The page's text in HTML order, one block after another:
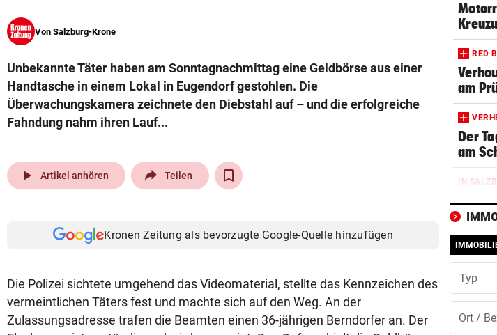
© Krone Multimedia GmbH & Co KG 2026
Von Salzburg-Krone
Unbekannte Täter haben am Sonntagnachmittag eine Geldbörse aus einer
Handtasche in einem Lokal in Eugendorf gestohlen. Die
Überwachungskamera zeichnete den Diebstahl auf – und die erfolgreiche
Fahndung nahm ihren Lauf...
play_arrow Artikel anhören Teilen
Kronen Zeitung als bevorzugte Google-Quelle hinzufügen
Die Polizei sichtete umgehend das Videomaterial, stellte das Kennzeichen des
vermeintlichen Täters fest und machte sich auf den Weg. An der
Zulassungsadresse trafen die Beamten einen 36-jährigen Berndorfer an. Der
RED
am
Der
am
IN
Typ